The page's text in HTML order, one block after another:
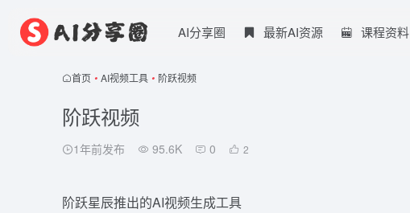
AI分享圈 最新AI资源 课程资料
首页 • AI视频工具 • 阶跃视频
阶跃视频
1年前发布 95.6K 0 2
阶跃星辰推出的AI视频生成工具